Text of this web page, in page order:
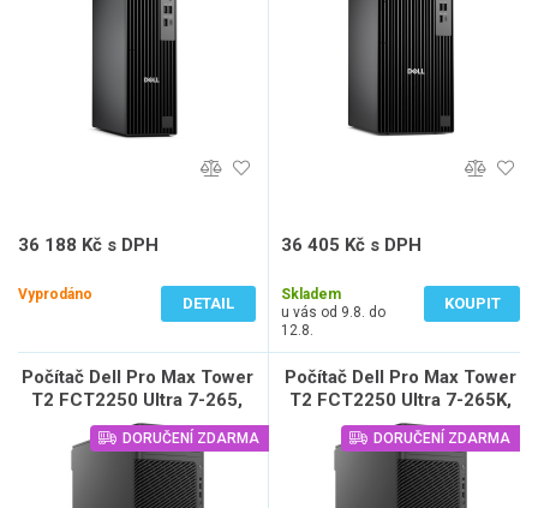
36 188 Kč s DPH
Vyprodáno
DETAIL
36 405 Kč s DPH
Skladem
u vás od 9.8. do
12.8.
KOUPIT
Počítač Dell Pro Max Tower
T2 FCT2250 Ultra 7-265,
16GB, 512GB SSD, W11
Pro, vPro, 3Y NBD
DORUČENÍ ZDARMA
Počítač Dell Pro Max Tower
T2 FCT2250 Ultra 7-265K,
32GB, 1TB SSD, W11 Pro,
vPro, 3Y NBD
DORUČENÍ ZDARMA